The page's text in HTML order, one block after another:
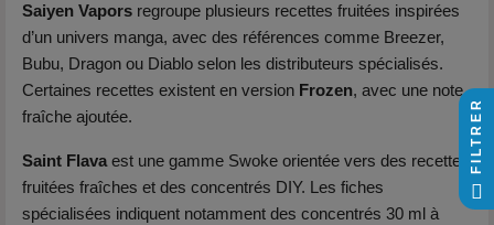
Saiyen Vapors regroupe plusieurs recettes fruitées inspirées
d’un univers manga, avec des références comme Breezer,
Bubu, Dragon ou Diablo selon les distributeurs spécialisés.
Certaines recettes existent en version Frozen, avec une note
fraîche ajoutée.
Saint Flavaest une gamme Swoke orientée vers des recettes
fruitées fraîches et des concentrés DIY. Les fiches
spécialisées indiquent notamment des concentrés 30 ml à
FILTRER